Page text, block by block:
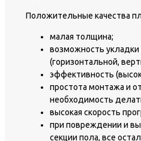
Положительные качества
малая толщина;
возможность
(горизонтальной,
эффективность
простота монтажа и
необходимость
высокая скорость
при повреждении и
секции пола, все